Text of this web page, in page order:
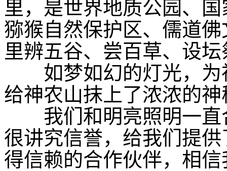
里，是世界地质公园、
猕猴自然保护区、儒道
里辨五谷、尝百草、设
如梦如幻的灯光，为
给神农山抹上了浓浓的
我们和明亮照明一直
很讲究信誉，给我们提
得信赖的合作伙伴，相